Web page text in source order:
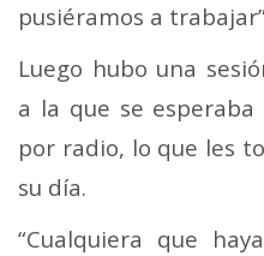
pusiéramos a
Luego hubo una
a la que se
por radio, lo que les
su día.
“Cualquiera que